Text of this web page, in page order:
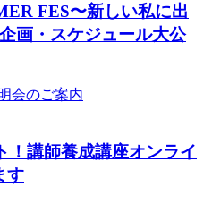
FES〜新しい私に出
画・スケジュール大公
！講師養成講座オンライ
す